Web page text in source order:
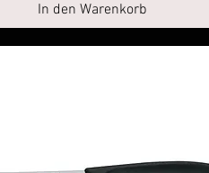
In den Warenkorb